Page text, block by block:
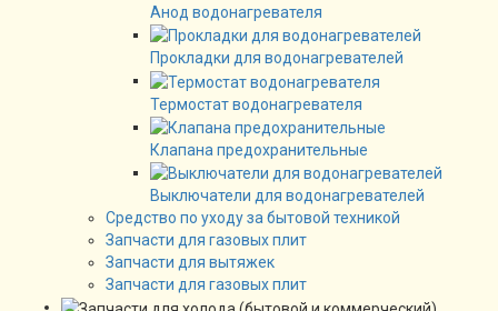
Анод водонагревателя
Прокладки для водонагревателей
Термостат водонагревателя
Клапана предохранительные
Выключатели для водонагревателей
Средство по уходу за бытовой техникой
Запчасти для газовых плит
Запчасти для вытяжек
Запчасти для газовых плит